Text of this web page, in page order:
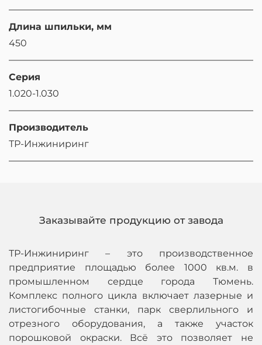
Длина шпильки, мм
450
Серия
1.020-1.030
Производитель
ТР-Инжиниринг
Заказывайте продукцию от завода
ТР-Инжиниринг – это производственное
предприятие площадью более 1000 кв.м. в
промышленном сердце города Тюмень.
Комплекс полного цикла включает лазерные и
листогибочные станки, парк сверлильного и
отрезного оборудования, а также участок
порошковой окраски. Всё это позволяет не